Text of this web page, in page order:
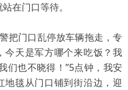
在门口等待。
把门口乱停放车辆拖走，专
今天是军方哪个来吃饭？我
们也不晓得！”5点钟，我安
地毯从门口铺到街沿边，迎